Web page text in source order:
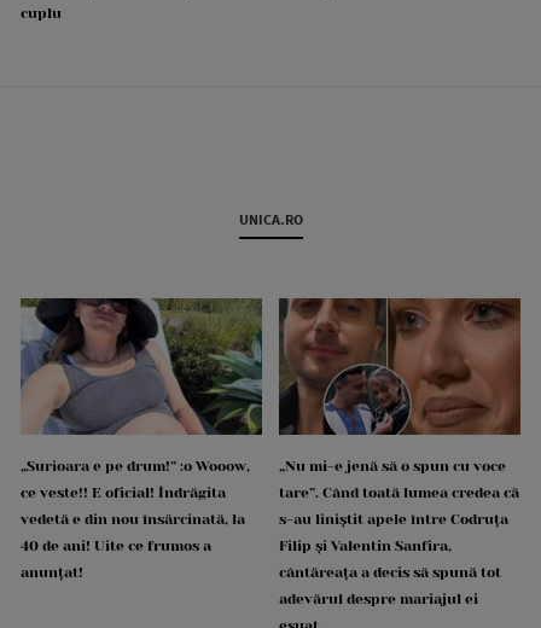
cuplu
UNICA.RO
„Surioara e pe drum!” :o Wooow,
ce veste!! E oficial! Îndrăgita
vedetă e din nou însărcinată, la
40 de ani! Uite ce frumos a
anunțat!
„Nu mi-e jenă să o spun cu voce
tare”. Când toată lumea credea că
s-au liniștit apele între Codruța
Filip și Valentin Sanfira,
cântăreața a decis să spună tot
adevărul despre mariajul ei